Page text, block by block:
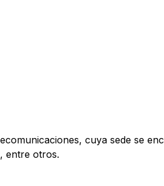
cuya sede se
entre otros.